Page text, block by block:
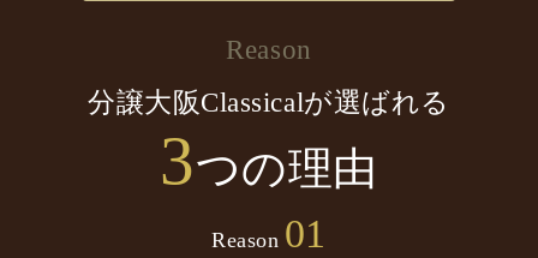
Reason
分譲大阪Classicalが選ばれる
3つの理由
Reason 01